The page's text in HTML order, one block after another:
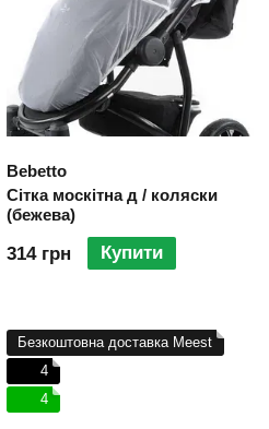
Bebetto
Сітка москітна д / коляски
(бежева)
314 грн Купити
Безкоштовна доставка Meest
4
4